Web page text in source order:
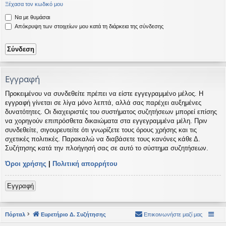
Ξέχασα τον κωδικό μου
Να με θυμάσαι
Απόκρυψη των στοιχείων μου κατά τη διάρκεια της σύνδεσης
Εγγραφή
Προκειμένου να συνδεθείτε πρέπει να είστε εγγεγραμμένο μέλος. Η
εγγραφή γίνεται σε λίγα μόνο λεπτά, αλλά σας παρέχει αυξημένες
δυνατότητες. Οι διαχειριστές του συστήματος συζητήσεων μπορεί επίσης
να χορηγούν επιπρόσθετα δικαιώματα στα εγγεγραμμένα μέλη. Πριν
συνδεθείτε, σιγουρευτείτε ότι γνωρίζετε τους όρους χρήσης και τις
σχετικές πολιτικές. Παρακαλώ να διαβάσετε τους κανόνες κάθε Δ.
Συζήτησης κατά την πλοήγησή σας σε αυτό το σύστημα συζητήσεων.
Όροι χρήσης | Πολιτική απορρήτου
Εγγραφή
Πόρταλ Ευρετήριο Δ. Συζήτησης Επικοινωνήστε μαζί μας